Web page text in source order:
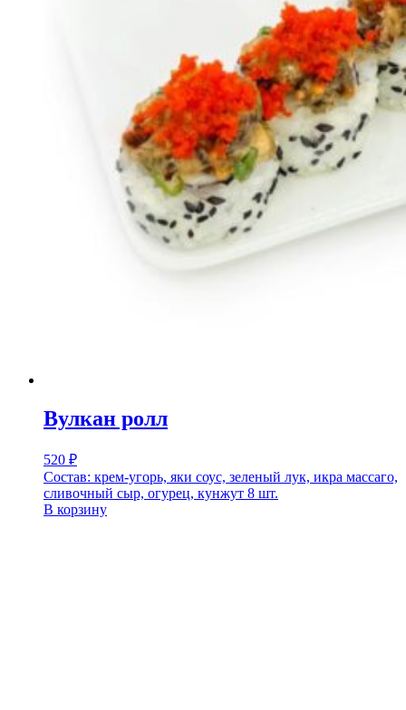
Вулкан ролл
520 ₽
Состав: крем-угорь, яки соус, зеленый лук, икра массаго,
сливочный сыр, огурец, кунжут 8 шт.
В корзину